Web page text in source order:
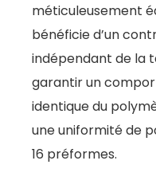
méticuleusement
bénéficie d’un
indépendant de la
garantir un
identique du
une uniformité de
16 préformes.